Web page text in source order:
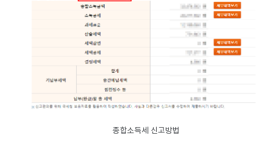
종합소득세 신고방법